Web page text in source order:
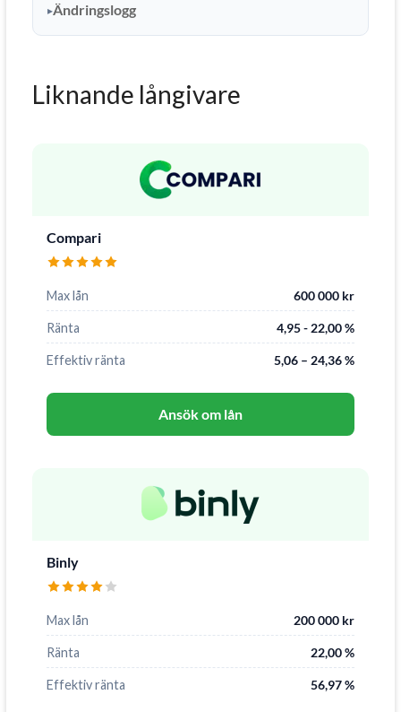
Ändringslogg
Liknande långivare
Compari
Max lån 600 000 kr
Ränta 4,95 - 22,00 %
Effektiv ränta 5,06 – 24,36 %
Ansök om lån
Binly
Max lån 200 000 kr
Ränta 22,00 %
Effektiv ränta 56,97 %